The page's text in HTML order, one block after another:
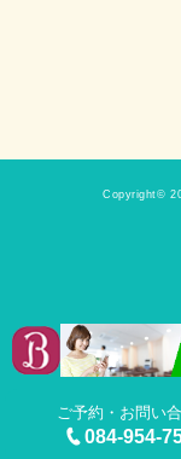
ご予約・お問い
084-954-
Copyright©